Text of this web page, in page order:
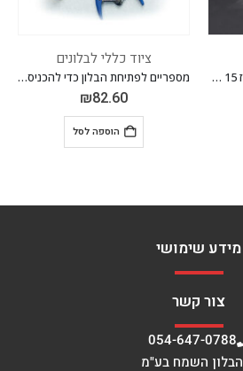
חבילת סוללות אצבע קטן מארז 15 רביעיות
ציוד כללי לבלונים
מספריים לפתיחת הבלון כדי להכניס קונפטי
₪82.60
הוספה לסל
מידע שימושי
צור קשר
054-647-0788
הבלון השמח בע"מ